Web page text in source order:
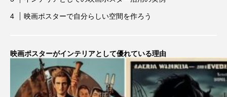
アベンジャーズ：ドゥームズデイ
アリス・イン・ワンダーランド アン・ハサウェイ
アンジェリーナ・ジョリー アンセル・エルゴート
映画ポスターで自分らしい空間を作ろう
映画ポスターがインテリアとして優れている理由